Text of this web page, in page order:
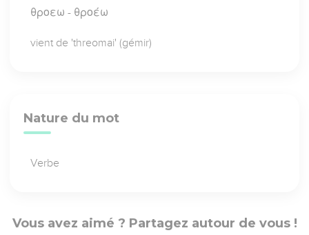
θροεω - θροέω
vient de 'threomai' (gémir)
Nature du mot
Verbe
Vous avez aimé ? Partagez autour de vous !